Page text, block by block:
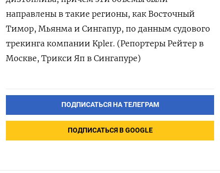
направлены в такие регионы, как Восточный
Тимор, Мьянма и Сингапур, по данным судового
трекинга компании Kpler. (Репортеры Рейтер в
Москве, Трикси Яп в Сингапуре)
ПОДПИСАТЬСЯ НА ТЕЛЕГРАМ
ПОДПИСАТЬСЯ В GOOGLE